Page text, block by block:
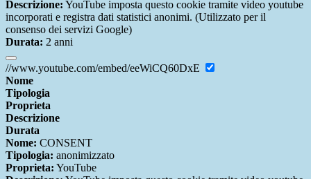
Descrizione: YouTube imposta questo cookie tramite video youtube
incorporati e registra dati statistici anonimi. (Utilizzato per il
consenso dei servizi Google)
Durata: 2 anni
//www.youtube.com/embed/eeWiCQ60DxE
Nome
Tipologia
Proprieta
Descrizione
Durata
Nome: CONSENT
Tipologia: anonimizzato
Proprieta: YouTube